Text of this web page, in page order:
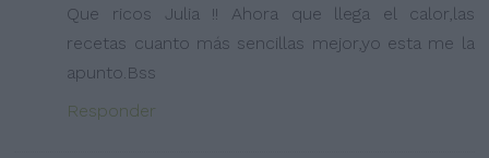
Que ricos Julia !! Ahora que llega el calor,las
recetas cuanto más sencillas mejor,yo esta me la
apunto.Bss
Responder